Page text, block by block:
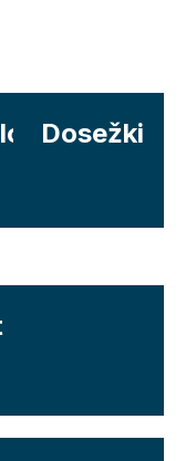
Dosežki